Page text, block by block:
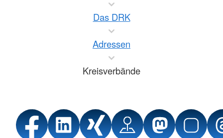
Das DRK
Adressen
Kreisverbände